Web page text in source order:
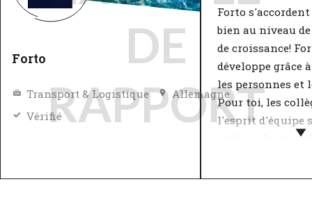
Forto
Transport & Logistique
Allemagne
Vérifié
Forto
bien au niveau
de croissance!
développe grâce
les personnes et
Pour toi, les
l'esprit d'équipe
critères de
DE
RAPPORT